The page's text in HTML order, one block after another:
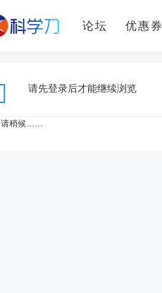
论坛 优惠券
请先登录后才能继续浏览
请稍候……